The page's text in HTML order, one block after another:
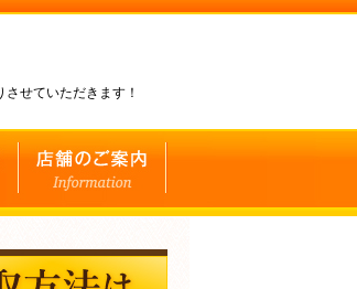
せていただきます！